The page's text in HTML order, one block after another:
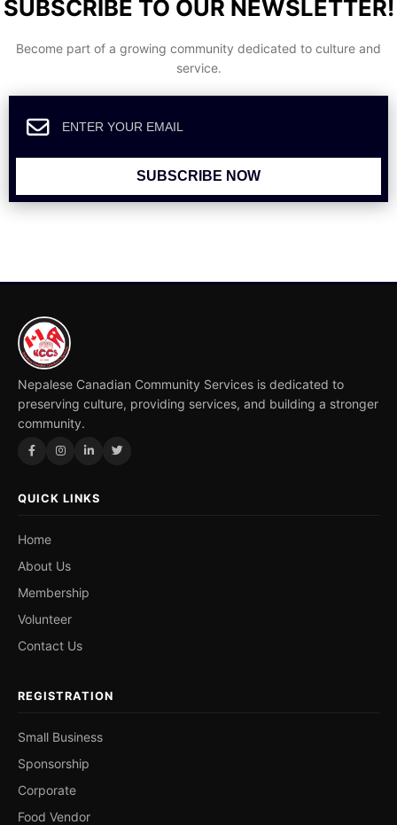
SUBSCRIBE TO OUR NEWSLETTER!
Become part of a growing community dedicated to culture and
service.
SUBSCRIBE NOW
Nepalese Canadian Community Services is dedicated to
preserving culture, providing services, and building a stronger
community.
QUICK LINKS
Home
About Us
Membership
Volunteer
Contact Us
REGISTRATION
Small Business
Sponsorship
Corporate
Food Vendor